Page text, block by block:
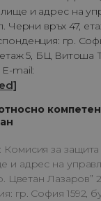
и адрес на
Черни връх 47,
гр.
5, БЦ Витоша
mail:
за защита
и адрес на
Цветан Лазаров”
гр. София 1592,